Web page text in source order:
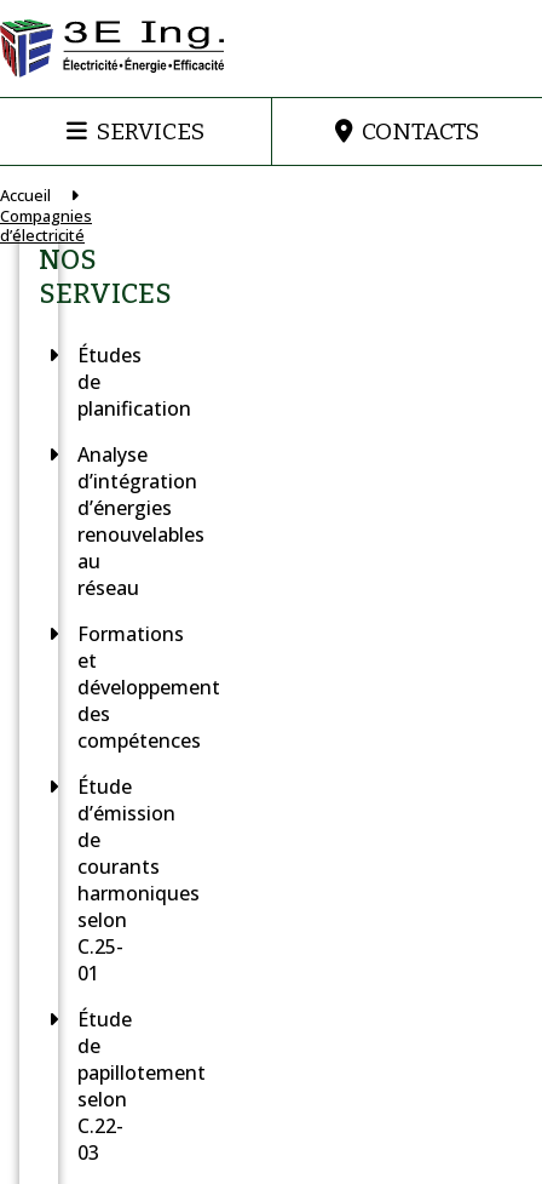
SERVICES CONTACTS
Accueil
Compagnies
d’électricité
NOS
SERVICES
Études
de
planification
Analyse
d’intégration
d’énergies
renouvelables
au
réseau
Formations
et
développement
des
compétences
Étude
d’émission
de
courants
harmoniques
selon
C.25-
01
Étude
de
papillotement
selon
C.22-
03